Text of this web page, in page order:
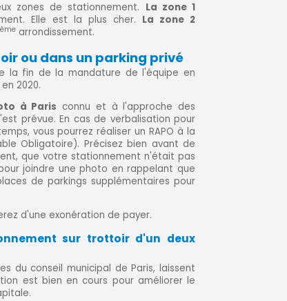
zones de stationnement. La zone 1
Elle est la plus cher. La zone 2
ème arrondissement.
ou dans un parking privé
la fin de la mandature de l'équipe en
2020.
à Paris connu et à l'approche des
prévue. En cas de verbalisation pour
vous pourrez réaliser un RAPO à la
Obligatoire). Précisez bien avant de
que votre stationnement n'était pas
joindre une photo en rappelant que
de parkings supplémentaires pour
d'une exonération de payer.
sur trottoir d'un deux
du conseil municipal de Paris, laissent
est bien en cours pour améliorer le